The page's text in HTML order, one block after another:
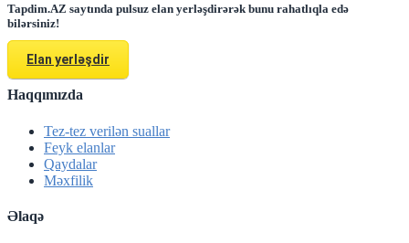
Tapdim.AZ saytında pulsuz elan yerləşdirərək bunu rahatlıqla edə
bilərsiniz!
Elan yerləşdir
Haqqımızda
Tez-tez verilən suallar
Feyk elanlar
Qaydalar
Məxfilik
Əlaqə